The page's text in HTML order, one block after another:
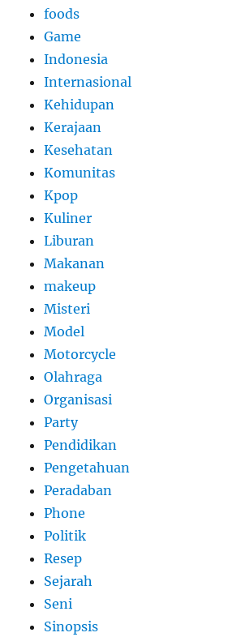
foods
Game
Indonesia
Internasional
Kehidupan
Kerajaan
Kesehatan
Komunitas
Kpop
Kuliner
Liburan
Makanan
makeup
Misteri
Model
Motorcycle
Olahraga
Organisasi
Party
Pendidikan
Pengetahuan
Peradaban
Phone
Politik
Resep
Sejarah
Seni
Sinopsis